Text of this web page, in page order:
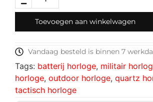
Toevoegen aan winkelwagen
Vandaag besteld is binnen 7
Tags: batterij horloge, militair
horloge, outdoor horloge, quartz
tactisch horloge